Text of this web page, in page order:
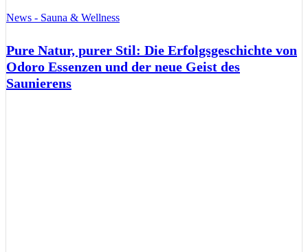
News - Sauna & Wellness
Pure Natur, purer Stil: Die Erfolgsgeschichte von
Odoro Essenzen und der neue Geist des
Saunierens